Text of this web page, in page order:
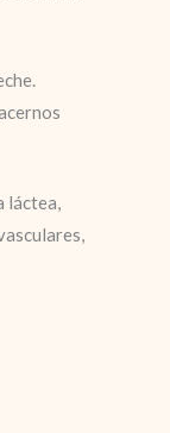
láctea,